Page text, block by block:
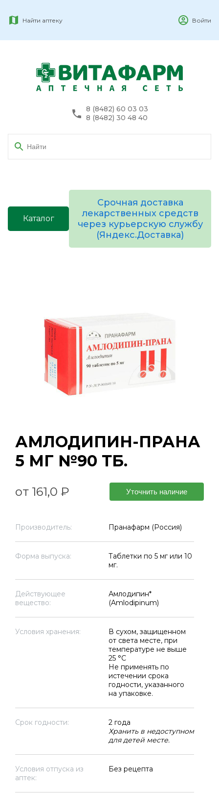
Найти аптеку Войти
8 (8482) 60 03 03
8 (8482) 30 48 40
Каталог
Срочная доставка
лекарственных средств
через курьерскую службу
(Яндекс.Доставка)
АМЛОДИПИН-ПРАНА
5 МГ №90 ТБ.
от 161,0 ₽ Уточнить наличие
Производитель: Пранафарм (Россия)
Форма выпуска:
Таблетки по 5 мг или 10
мг.
Действующее
вещество:
Амлодипин*
(Amlodipinum)
Условия хранения:
В сухом, защищенном
от света месте, при
температуре не выше
25 °C
Не применять по
истечении срока
годности, указанного
на упаковке.
Срок годности:
2 года
Хранить в недоступном
для детей месте.
Условия отпуска из
аптек:
Без рецепта